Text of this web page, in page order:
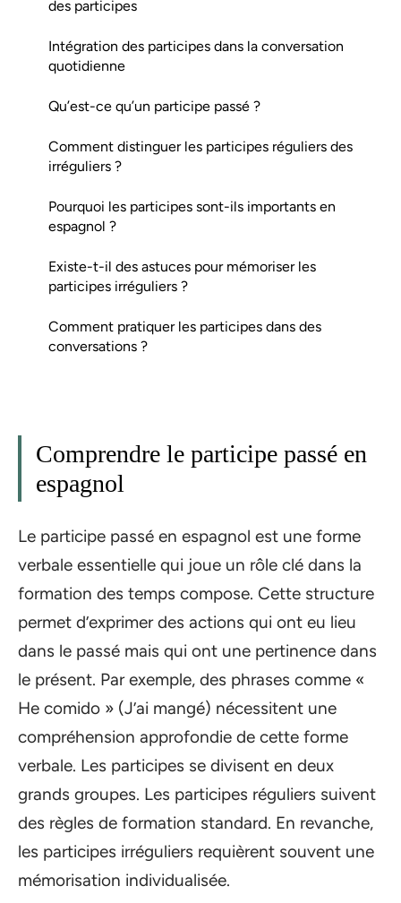
des participes
Intégration des participes dans la conversation
quotidienne
Qu’est-ce qu’un participe passé ?
Comment distinguer les participes réguliers des
irréguliers ?
Pourquoi les participes sont-ils importants en
espagnol ?
Existe-t-il des astuces pour mémoriser les
participes irréguliers ?
Comment pratiquer les participes dans des
conversations ?
Comprendre le participe passé en
espagnol
Le participe passé en espagnol est une forme
verbale essentielle qui joue un rôle clé dans la
formation des temps compose. Cette structure
permet d’exprimer des actions qui ont eu lieu
dans le passé mais qui ont une pertinence dans
le présent. Par exemple, des phrases comme «
He comido » (J’ai mangé) nécessitent une
compréhension approfondie de cette forme
verbale. Les participes se divisent en deux
grands groupes. Les participes réguliers suivent
des règles de formation standard. En revanche,
les participes irréguliers requièrent souvent une
mémorisation individualisée.